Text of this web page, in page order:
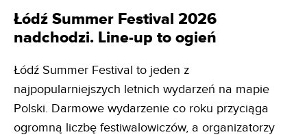
Łódź Summer Festival 2026
nadchodzi. Line-up to ogień
Łódź Summer Festival to jeden z
najpopularniejszych letnich wydarzeń na mapie
Polski. Darmowe wydarzenie co roku przyciąga
ogromną liczbę festiwalowiczów, a organizatorzy